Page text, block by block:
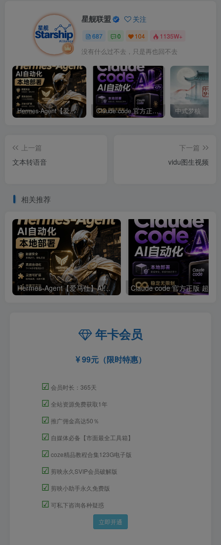
星舰联盟 关注
687 0 104 1135W+
没有什么过不去，只是再也回不去
Hermes-Agent【爱马仕】AI自动化部署【会员免费领取安装包】 Claude code 官方正版 超强工具【会员免费领取安装包】 中式梦核
上一篇
文本转语音
下一篇
vidu图生视频
相关推荐
Hermes-Agent【爱马仕】AI自动化部署【会员免费领取安装包】
年卡会员
99元（限时特惠）
☑ 会员时长：365天
☑ 全站资源免费获取1年
☑ 推广佣金高达50％
☑ 自媒体必备【市面最全工具箱】
☑ coze精品教程合集123G电子版
☑ 剪映永久SVIP会员破解版
☑ 剪映小助手永久免费版
☑ 可私下咨询各种疑惑
立即开通